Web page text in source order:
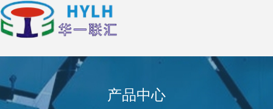
产品中心